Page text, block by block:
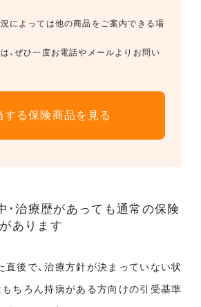
によっては他の商品をご案内できる場
、ぜひ一度お電話やメールよりお問い
する保険商品を見る
･治療歴があっても通常の保険
あります
直後で、治療方針が決まっていない状
もちろん持病がある方向けの引受基準